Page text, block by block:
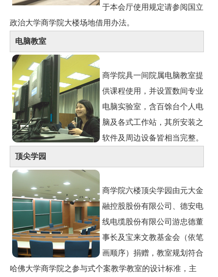
于本会厅使用规定请参阅国立
政治大学商学院大楼场地借用办法。
电脑教室
商学院具一间院属电脑教室提
供课程使用，并设置数间专业
电脑实验室，含百馀台个人电
脑及各式工作站，其所安装之
软件及周边设备皆相当完整。
顶尖学园
商学院六楼顶尖学园由元大金
融控股股份有限公司、德安电
线电缆股份有限公司游忠德董
事长及宝来文教基金会（依笔
画顺序）捐赠，教室规划符合
哈佛大学商学院之参与式个案教学教室的设计标准，主